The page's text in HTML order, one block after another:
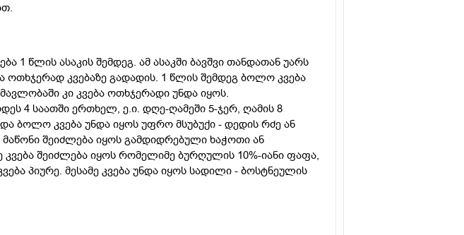
1 წლის ასაკის შემდეგ. ამ ასაკში ბავშვი თანდათან უარს
ოთხჯერად კვებაზე გადადის. 1 წლის შემდეგ ბოლო კვება
კი კვება ოთხჯერადი უნდა იყოს.
4 საათში ერთხელ, ე.ი. დღე-ღამეში 5-ჯერ, ღამის 8
ბოლო კვება უნდა იყოს უფრო მსუბუქი - დედის რძე ან
შეიძლება იყოს გამდიდრებული ხაჭოთი ან
შეიძლება იყოს რომელიმე ბურღულის 10%-იანი ფაფა,
პიურე. მესამე კვება უნდა იყოს სადილი - ბოსტნეულის